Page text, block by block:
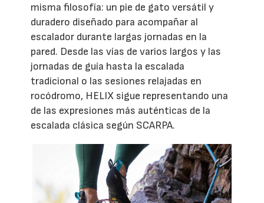
misma filosofía: un pie de gato versátil y
duradero diseñado para acompañar al
escalador durante largas jornadas en la
pared. Desde las vías de varios largos y las
jornadas de guía hasta la escalada
tradicional o las sesiones relajadas en
rocódromo, HELIX sigue representando una
de las expresiones más auténticas de la
escalada clásica según SCARPA.